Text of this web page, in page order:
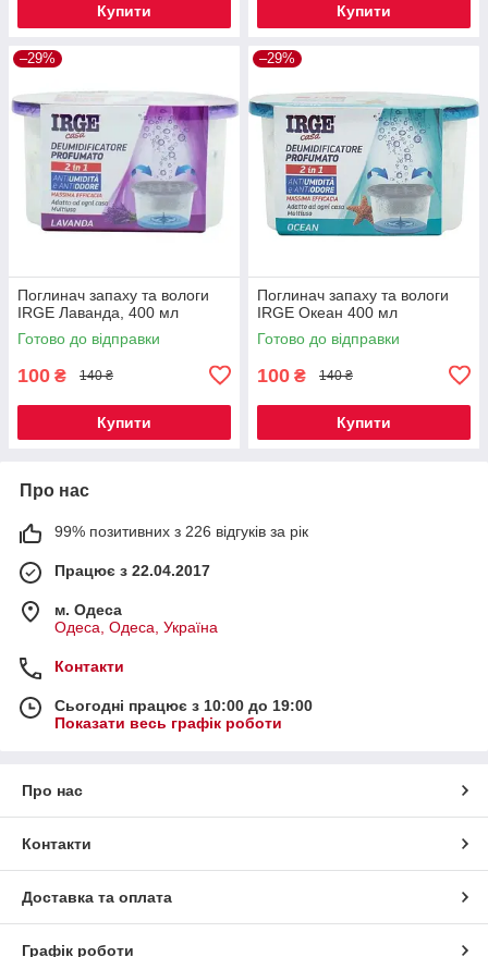
Купити Купити
–29%
Поглинач запаху та вологи
IRGE Лаванда, 400 мл
Готово до відправки
100 ₴ 140 ₴
Купити
–29%
Поглинач запаху та вологи
IRGE Океан 400 мл
Готово до відправки
100 ₴ 140 ₴
Купити
Про нас
99% позитивних з 226 відгуків за рік
Працює з 22.04.2017
м. Одеса
Одеса, Одеса, Україна
Контакти
Сьогодні працює з 10:00 до 19:00
Показати весь графік роботи
Про нас
Контакти
Доставка та оплата
Графік роботи